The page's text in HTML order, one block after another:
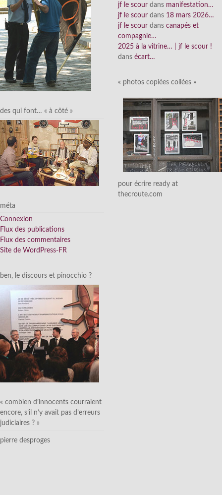
des qui font… « à côté »
méta
Connexion
Flux des publications
Flux des commentaires
Site de WordPress-FR
ben, le discours et pinocchio ?
« combien d’innocents courraient
encore, s’il n’y avait pas d’erreurs
judiciaires ? »
pierre desproges
jf le scour dans manifestation…
jf le scour dans 18 mars 2026…
jf le scour dans canapés et
compagnie…
2025 à la vitrine… | jf le scour !
dans écart…
« photos copiées collées »
pour écrire ready at
thecroute.com